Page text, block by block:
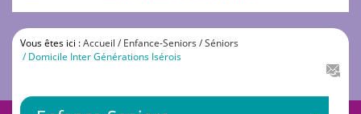
navigation
Vous êtes ici :Accueil / Enfance-Seniors / Séniors
/ Domicile Inter Générations Isérois